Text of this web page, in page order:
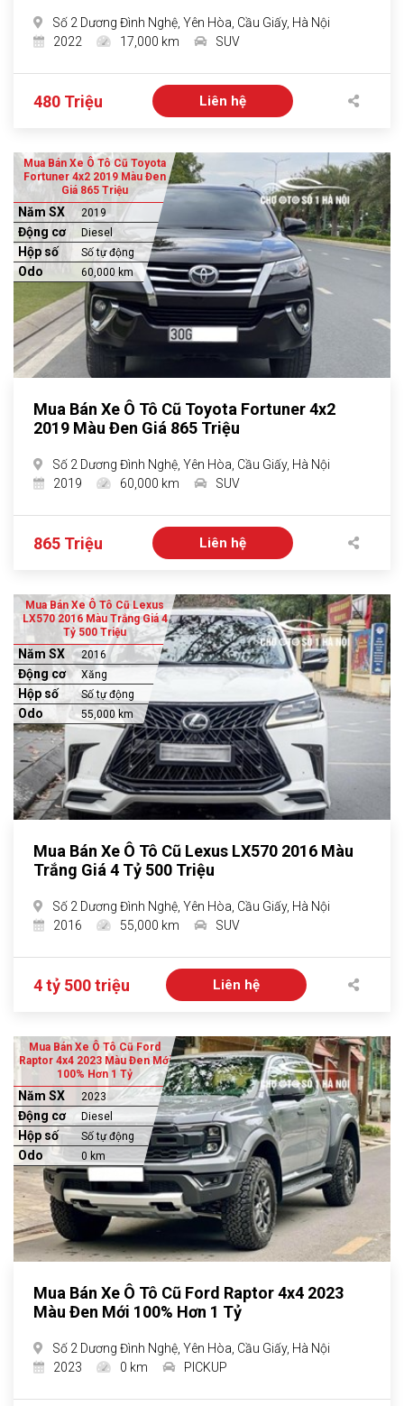
Số 2 Dương Đình Nghệ, Yên Hòa, Cầu Giấy, Hà Nội
2022
17,000 km SUV
480 Triệu Liên hệ
Mua Bán Xe Ô Tô Cũ Toyota
Fortuner 4x2 2019 Màu Đen
Giá 865 Triệu
Năm SX 2019
Động cơ Diesel
Hộp số Số tự động
Odo 60,000 km
Mua Bán Xe Ô Tô Cũ Toyota Fortuner 4x2
2019 Màu Đen Giá 865 Triệu
Số 2 Dương Đình Nghệ, Yên Hòa, Cầu Giấy, Hà Nội
2019
60,000 km SUV
865 Triệu Liên hệ
Mua Bán Xe Ô Tô Cũ Lexus
LX570 2016 Màu Trắng Giá 4
Tỷ 500 Triệu
Năm SX 2016
Động cơ Xăng
Hộp số Số tự động
Odo 55,000 km
Mua Bán Xe Ô Tô Cũ Lexus LX570 2016 Màu
Trắng Giá 4 Tỷ 500 Triệu
Số 2 Dương Đình Nghệ, Yên Hòa, Cầu Giấy, Hà Nội
2016
55,000 km SUV
4 tỷ 500 triệu Liên hệ
Mua Bán Xe Ô Tô Cũ Ford
Raptor 4x4 2023 Màu Đen Mới
100% Hơn 1 Tỷ
Năm SX 2023
Động cơ Diesel
Hộp số Số tự động
Odo 0 km
Mua Bán Xe Ô Tô Cũ Ford Raptor 4x4 2023
Màu Đen Mới 100% Hơn 1 Tỷ
Số 2 Dương Đình Nghệ, Yên Hòa, Cầu Giấy, Hà Nội
2023
0 km PICKUP